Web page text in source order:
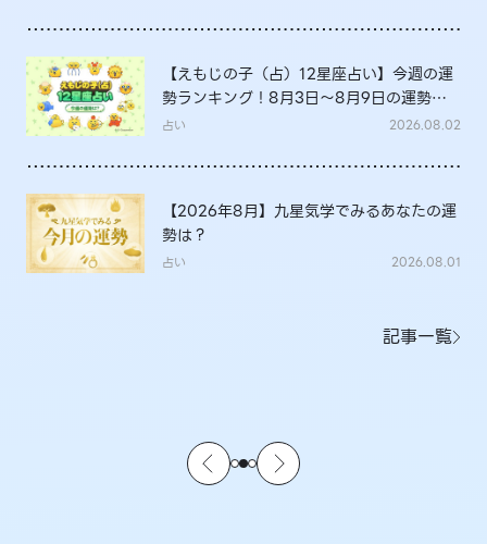
【えもじの子（占）12星座占い】今週の運
勢ランキング！8月3日～8月9日の運勢
は？
占い 2026.08.02
【2026年8月】九星気学でみるあなたの運
勢は？
占い 2026.08.01
記事一覧